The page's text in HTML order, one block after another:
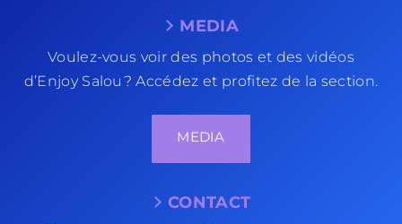
MEDIA
Voulez-vous voir des photos et des vidéos
d’Enjoy Salou? Accédez et profitez de la section.
MEDIA
CONTACT